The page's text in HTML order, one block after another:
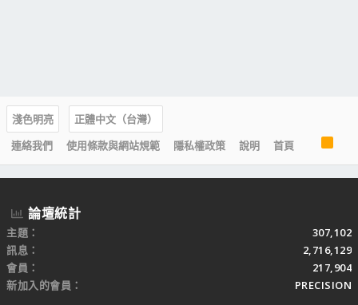
淺色明亮
正體中文（台灣）
連絡我們
使用條款與網站規範 隱私權政策 說明 首頁
R
S
S
論壇統計
主題
307,102
訊息
2,716,129
會員
217,904
新加入的會員
PRECISION